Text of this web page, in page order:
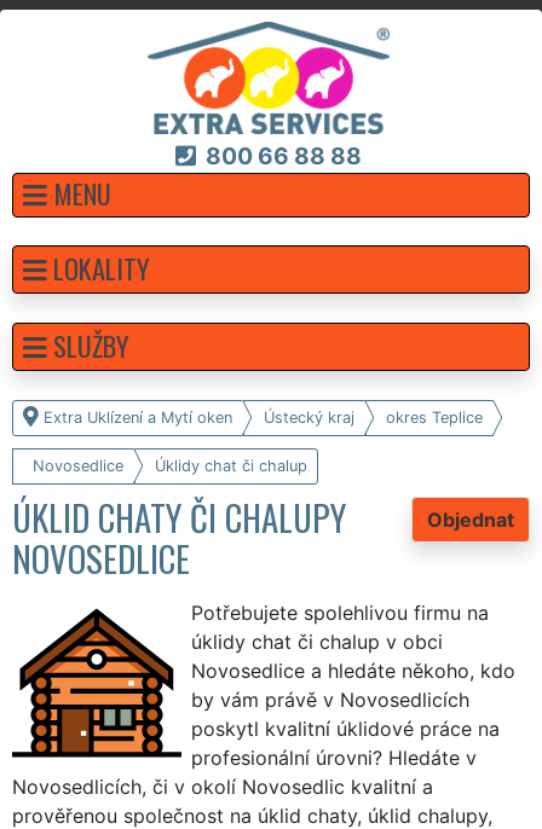
800 66 88 88
MENU
Extra Uklízení a Mytí oken Ústecký kraj okres Teplice
Novosedlice Úklidy chat či chalup
Objednat
ÚKLID CHATY ČI CHALUPY
NOVOSEDLICE
Potřebujete spolehlivou firmu na
úklidy chat či chalup v obci
Novosedlice a hledáte někoho, kdo
by vám právě v Novosedlicích
poskytl kvalitní úklidové práce na
profesionální úrovni? Hledáte v
Novosedlicích, či v okolí Novosedlic kvalitní a
prověřenou společnost na úklid chaty, úklid chalupy,
LOKALITY
SLUŽBY